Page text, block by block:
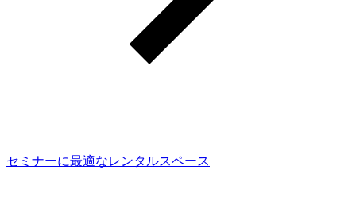
セミナーに最適なレンタルスペース